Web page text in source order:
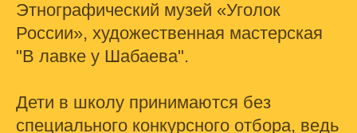
Этнографический музей «Уголок
России», художественная мастерская
"В лавке у Шабаева".
Дети в школу принимаются без
специального конкурсного отбора, ведь